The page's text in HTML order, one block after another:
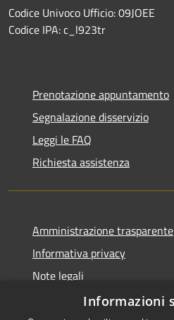
Codice Univoco Ufficio: 09JOEE
Codice IPA: c_l923tr
Prenotazione appuntamento
Segnalazione disservizio
Leggi le FAQ
Richiesta assistenza
Amministrazione trasparente
Informativa privacy
Note legali
Dichiarazione di accessibilità
Informazioni